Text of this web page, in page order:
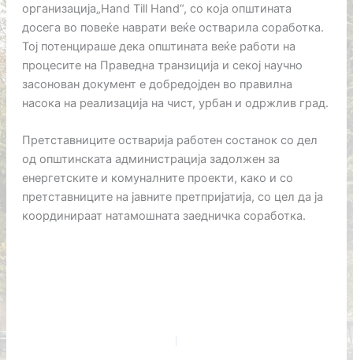
организација„Hand Till Hand“, со која општината
досега во повеќе наврати веќе остварила соработка.
Тој потенцираше дека општината веќе работи на
процесите на Праведна транзиција и секој научно
засонован документ е добредојден во правилна
насока на реализација на чист, урбан и одржлив град.
Претставниците остварија работен состанок со дел
од општинската администрација задолжен за
енергетските и комуналните проекти, како и со
претставниците на јавните претпријатија, со цел да ја
координираат натамошната заедничка соработка.